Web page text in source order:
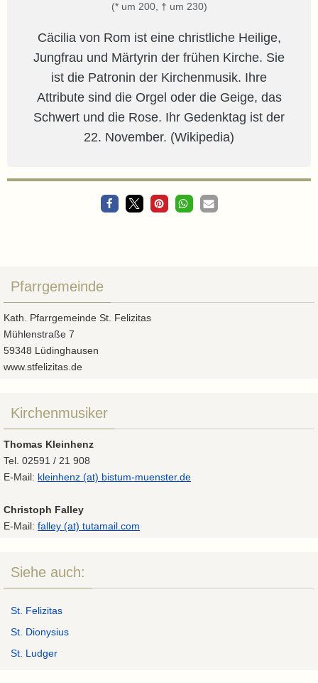
(* um 200, † um 230)
Cäcilia von Rom ist eine christliche Heilige,
Jungfrau und Märtyrin der frühen Kirche. Sie
ist die Patronin der Kirchenmusik. Ihre
Attribute sind die Orgel oder die Geige, das
Schwert und die Rose. Ihr Gedenktag ist der
22. November. (Wikipedia)
Pfarrgemeinde
Kath. Pfarrgemeinde St. Felizitas
Mühlenstraße 7
59348 Lüdinghausen
www.stfelizitas.de
Kirchenmusiker
Thomas Kleinhenz
Tel. 02591 / 21 908
E-Mail: kleinhenz (at) bistum-muenster.de
Christoph Falley
E-Mail: falley (at) tutamail.com
Siehe auch:
St. Felizitas
St. Dionysius
St. Ludger